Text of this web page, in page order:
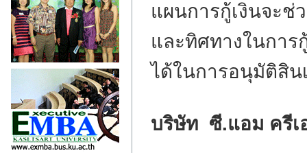
แผนการกู้เงินจะช่
และทิศทางในการ
ได้ในการอนุมัติสิ
บริษัท ซี.แอม ครี